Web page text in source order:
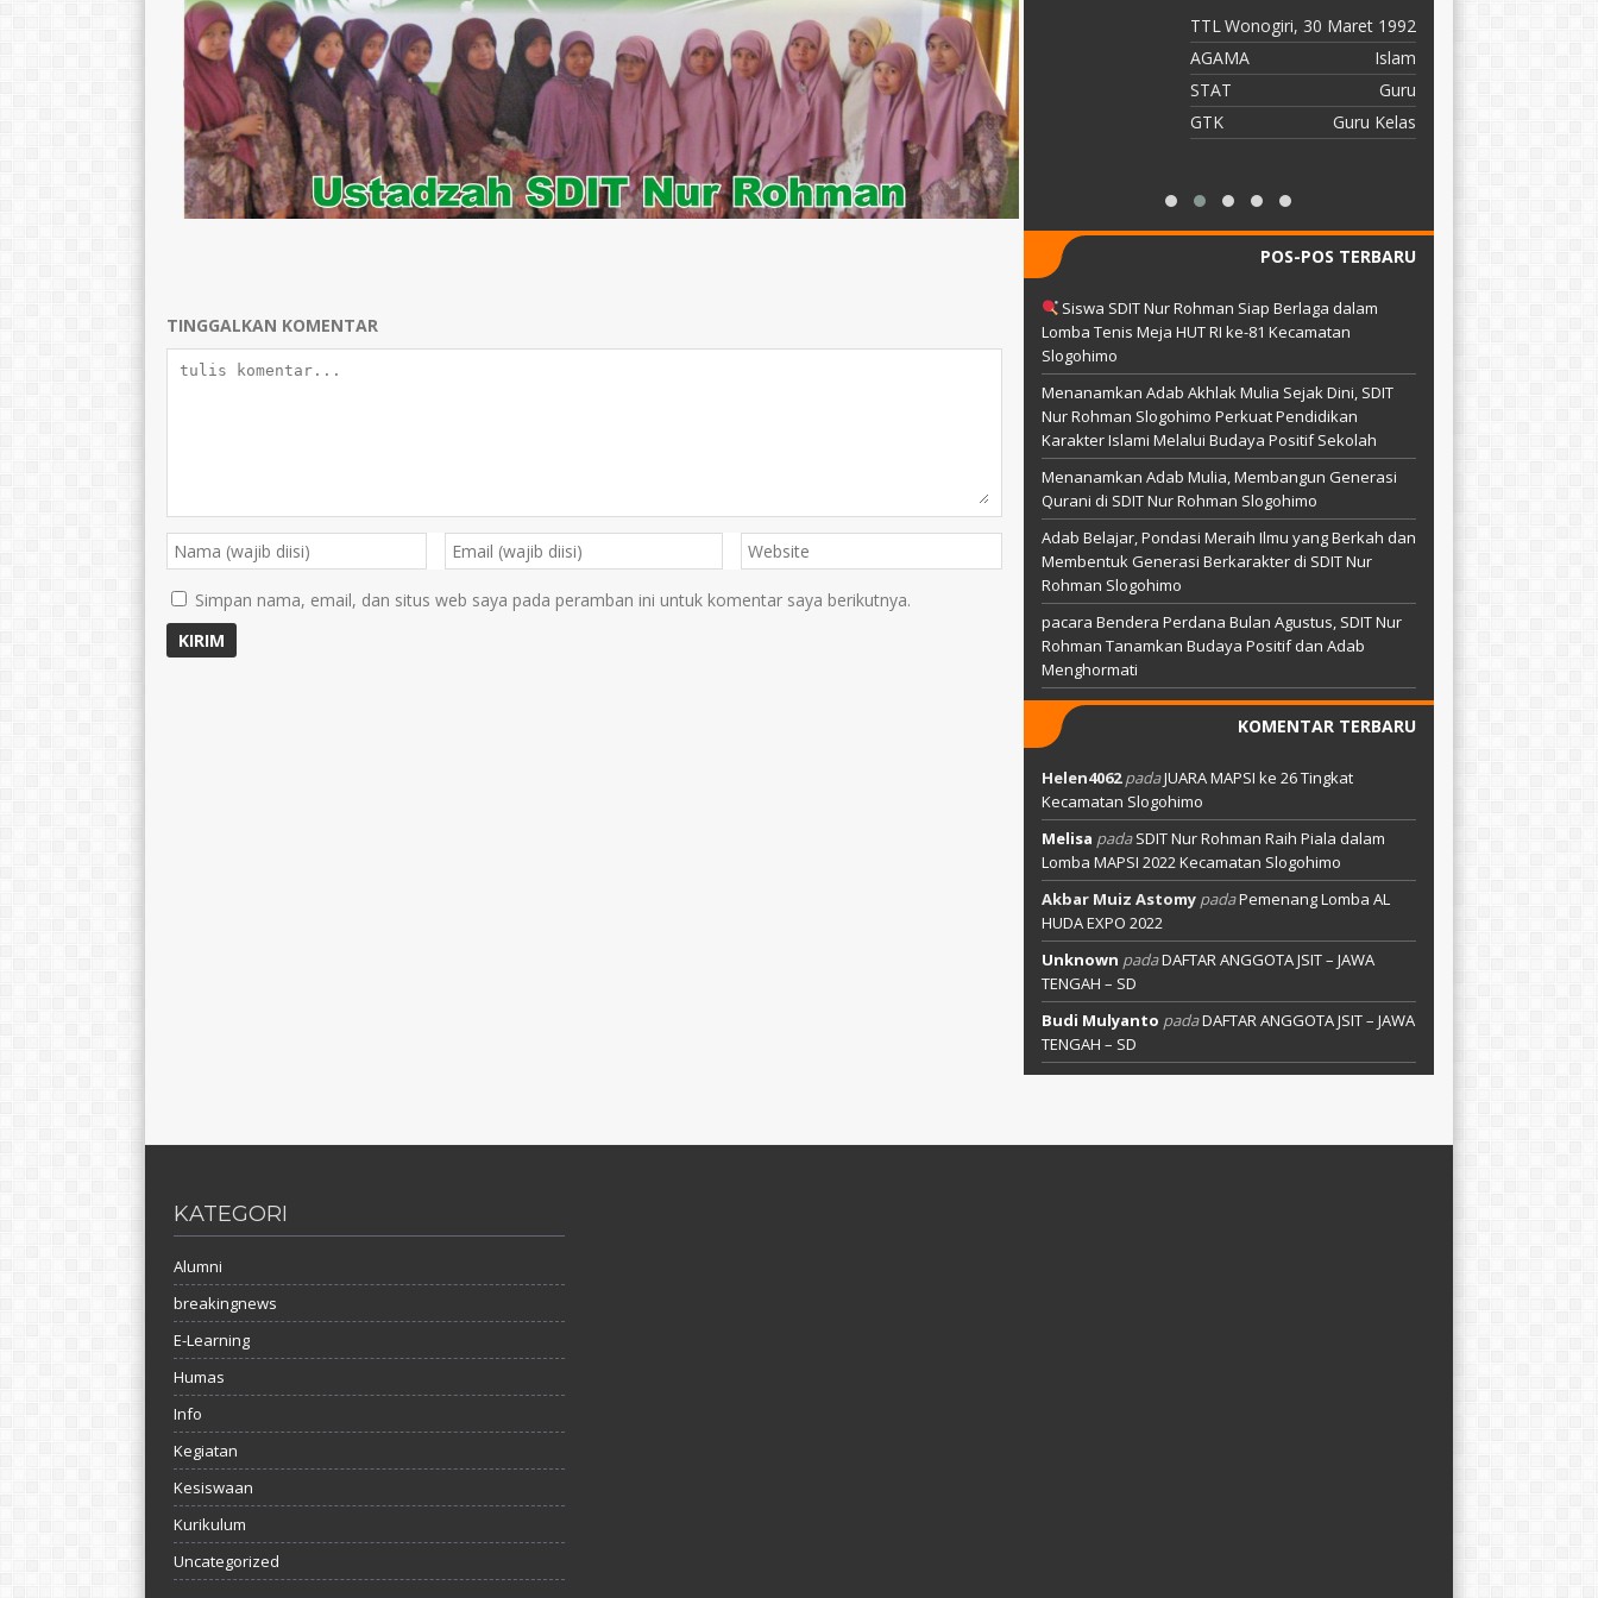
TINGGALKAN KOMENTAR
Simpan nama, email, dan situs web saya pada peramban ini untuk komentar saya berikutnya.
Wonogiri,12 Januari 1984
Islam
Guru
Guru PAI
TTL
Wonogiri, 3 agustus 1991
AGAMA
Islam
STAT
GTY
GTK
Pustakawan
TTL
Wonogiri, 25 Mei 1996
AGAMA
Islam
STAT
Guru Honor
GTK
Guru Kelas
TTLWonogiri, 30 Maret 1992
AGAMA
Islam
STAT
Guru
GTK
Guru Kelas
POS-POS TERBARU
Siswa SDIT Nur Rohman Siap Berlaga dalam
Lomba Tenis Meja HUT RI ke-81 Kecamatan
Slogohimo
Menanamkan Adab Akhlak Mulia Sejak Dini, SDIT
Nur Rohman Slogohimo Perkuat Pendidikan
Karakter Islami Melalui Budaya Positif Sekolah
Menanamkan Adab Mulia, Membangun Generasi
Qurani di SDIT Nur Rohman Slogohimo
Adab Belajar, Pondasi Meraih Ilmu yang Berkah dan
Membentuk Generasi Berkarakter di SDIT Nur
Rohman Slogohimo
pacara Bendera Perdana Bulan Agustus, SDIT Nur
Rohman Tanamkan Budaya Positif dan Adab
Menghormati
KOMENTAR TERBARU
Helen4062padaJUARA MAPSI ke 26 Tingkat
Kecamatan Slogohimo
Melisa padaSDIT Nur Rohman Raih Piala dalam
Lomba MAPSI 2022 Kecamatan Slogohimo
Akbar Muiz AstomypadaPemenang Lomba AL
HUDA EXPO 2022
Unknown padaDAFTAR ANGGOTA JSIT – JAWA
TENGAH – SD
Budi Mulyanto padaDAFTAR ANGGOTA JSIT – JAWA
TENGAH – SD
KATEGORI
Alumni
breakingnews
E-Learning
Humas
Info
Kegiatan
Kesiswaan
Kurikulum
Uncategorized